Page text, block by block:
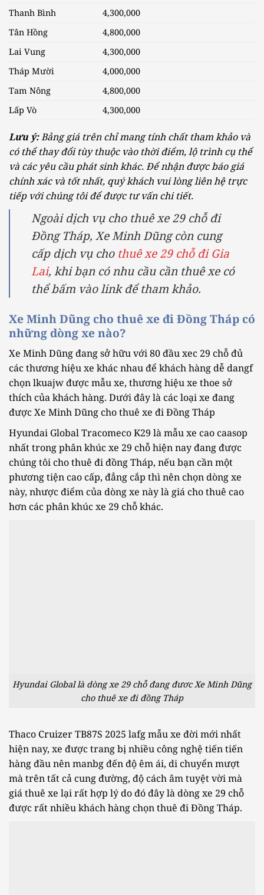
Thanh Bình
4,300,000
Tân Hồng
4,800,000
Lai Vung
4,300,000
Tháp Mười
4,000,000
Tam Nông
4,800,000
Lấp Vò
4,300,000
Lưu ý:Bảng giá trên chỉ mang tính chất tham khảo và
có thể thay đổi tùy thuộc vào thời điểm, lộ trình cụ thể
và các yêu cầu phát sinh khác. Để nhận được báo giá
chính xác và tốt nhất, quý khách vui lòng liên hệ trực
tiếp với chúng tôi để được tư vấn chi tiết.
Ngoài dịch vụ cho thuê xe 29 chỗ đi
Đồng Tháp, Xe Minh Dũng còn cung
cấp dịch vụ cho thuê xe 29 chỗ đi Gia
Lai, khi bạn có nhu cầu cần thuê xe có
thể bấm vào link để tham khảo.
Xe Minh Dũng cho thuê xe đi Đồng Tháp có
những dòng xe nào?
Xe Minh Dũng đang sở hữu với 80 đầu xec 29 chỗ đủ
các thương hiệu xe khác nhau để khách hàng dễ dangf
chọn lkuajw được mẫu xe, thương hiệu xe thoe sở
thích của khách hàng. Dưới đây là các loại xe đang
được Xe Minh Dũng cho thuê xe đi Đồng Tháp
Hyundai Global Tracomeco K29 là mẫu xe cao caasop
nhất trong phân khúc xe 29 chỗ hiện nay đang được
chúng tôi cho thuê đi đồng Tháp, nếu bạn cần một
phương tiện cao cấp, đẳng cắp thì nên chọn dòng xe
này, nhược điểm của dòng xe này là giá cho thuê cao
hơn các phân khúc xe 29 chỗ khác.
Hyundai Global là dòng xe 29 chỗ đang đươc Xe Minh Dũng
cho thuê xe đi đồng Tháp
Thaco Cruizer TB87S 2025 lafg mẫu xe đời mới nhất
hiện nay, xe được trang bị nhiều công nghệ tiến tiến
hàng đầu nên manbg đến độ êm ái, di chuyển mượt
mà trên tất cả cung đường, độ cách âm tuyệt vời mà
giá thuê xe lại rất hợp lý do đó đây là dòng xe 29 chỗ
được rất nhiều khách hàng chọn thuê đi Đồng Tháp.